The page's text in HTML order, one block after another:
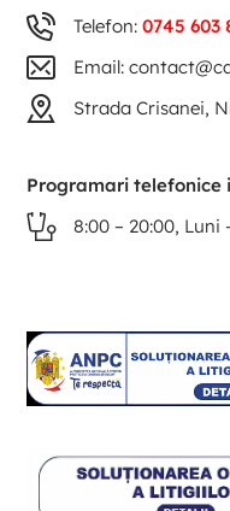
Telefon:0745 603
Email:
Strada Crisanei,
Programari telefonice
8:00 – 20:00,